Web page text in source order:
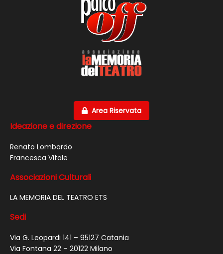
Area Riservata
Ideazione e direzione
Renato Lombardo
Francesca Vitale
Associazioni Culturali
LA MEMORIA DEL TEATRO ETS
Sedi
Via G. Leopardi 141 – 95127 Catania
Via Fontana 22 – 20122 Milano